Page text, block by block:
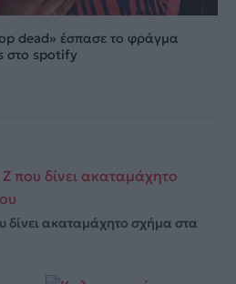
dead» έσπασε το φράγμα
στο spotify
δίνει ακαταμάχητο σχήμα στα